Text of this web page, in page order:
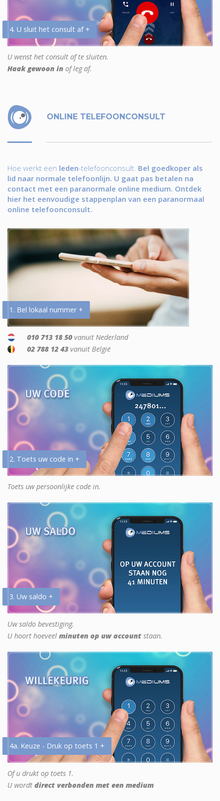
4. U sluit het consult af +
U wenst het consult af te sluiten.
Haak gewoon in of leg af.
ONLINE TELEFOONCONSULT
Hoe werkt een leden-telefoonconsult. Bel goedkoper als
lid naar normale telefoonlijn. U gaat pas betalen na
contact met een paranormale online medium. Ontdek
hier het eenvoudige stappenplan van een paranormaal
online telefoonconsult.
1. Bel lokaal nummer +
010 713 18 50 vanuit Nederland
02 788 12 43 vanuit België
2. Toets uw code in +
Toets uw persoonlijke code in.
3. Uw saldo +
Uw saldo bevestiging.
U hoort hoeveel minuten op uw account staan.
4a. Keuze - Druk op toets 1 +
Of u drukt op toets 1.
U wordt direct verbonden met een medium